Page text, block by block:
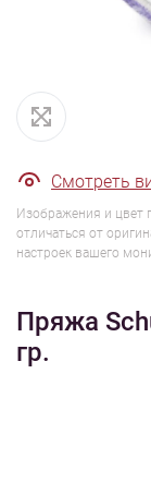
Смотреть
Изображения и цвет
отличаться от
настроек вашего
Пряжа
гр.